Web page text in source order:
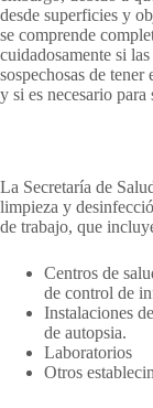
desde superficies y
se comprende
cuidadosamente si
sospechosas de
y si es necesario para
La Secretaría de
limpieza y
de trabajo, que
Centros de
de control de
Instalaciones
de autopsia.
Laboratorios
Otros